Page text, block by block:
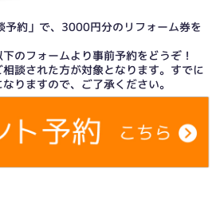
予約」で、3000円分のリフォーム券を
のフォームより事前予約をどうぞ！
談された方が対象となります。すでに
りますので、ご了承ください。